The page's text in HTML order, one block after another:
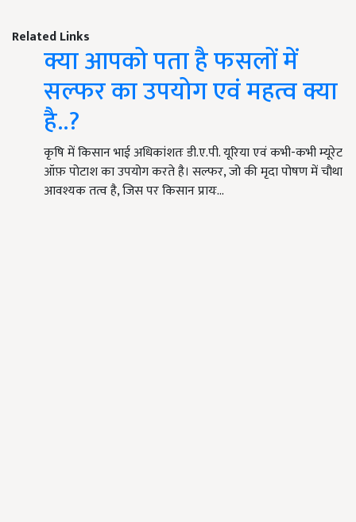
Related Links
क्या आपको पता है फसलों में
सल्फर का उपयोग एवं महत्व क्या
है..?
कृषि में किसान भाई अधिकांशतः डी.ए.पी. यूरिया एवं कभी-कभी म्यूरेट
ऑफ़ पोटाश का उपयोग करते है। सल्फर, जो की मृदा पोषण में चौथा
आवश्यक तत्व है, जिस पर किसान प्रायः…